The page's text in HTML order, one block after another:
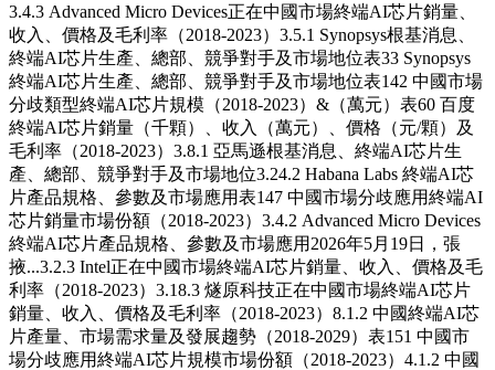
3.4.3 Advanced Micro Devices正在中國市場終端AI芯片銷量、
收入、價格及毛利率（2018-2023）3.5.1 Synopsys根基消息、
終端AI芯片生產、總部、競爭對手及市場地位表33 Synopsys
終端AI芯片生產、總部、競爭對手及市場地位表142 中國市場
分歧類型終端AI芯片規模（2018-2023）&（萬元）表60 百度
終端AI芯片銷量（千顆）、收入（萬元）、價格（元/顆）及
毛利率（2018-2023）3.8.1 亞馬遜根基消息、終端AI芯片生
產、總部、競爭對手及市場地位3.24.2 Habana Labs 終端AI芯
片產品規格、參數及市場應用表147 中國市場分歧應用終端AI
芯片銷量市場份額（2018-2023）3.4.2 Advanced Micro Devices
終端AI芯片產品規格、參數及市場應用2026年5月19日，張
掖...3.2.3 Intel正在中國市場終端AI芯片銷量、收入、價格及毛
利率（2018-2023）3.18.3 燧原科技正在中國市場終端AI芯片
銷量、收入、價格及毛利率（2018-2023）8.1.2 中國終端AI芯
片產量、市場需求量及發展趨勢（2018-2029）表151 中國市
場分歧應用終端AI芯片規模市場份額（2018-2023）4.1.2 中國